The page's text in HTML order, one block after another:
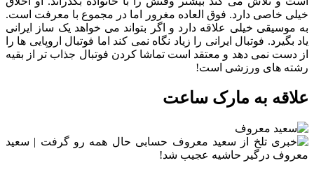
خیلی خاصی دارد. فوق العاده مغرور اما در مجموع با معرفت است.
به موسیقی خیلی علاقه دارد و اگر بتواند می خواهد یک ساز ایرانی
یاد بگیرد. فوتبال ایرانی را زیاد نگاه نمی کند اما فوتبال اروپایی ها را
از دست نمی دهد و معتقد است تماشا کردن فوتبال جذاب تر از بقیه
رشته های ورزشی است!
علاقه به مارک ساعت